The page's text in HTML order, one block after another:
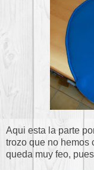
Aqui esta la parte
trozo que no hemos
queda muy feo,